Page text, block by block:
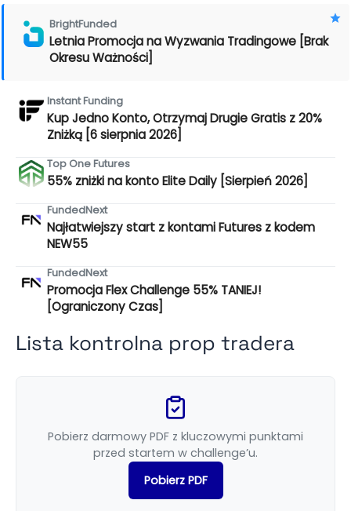
BrightFunded
Letnia Promocja na Wyzwania Tradingowe [Brak
Okresu Ważności]
Instant Funding
Kup Jedno Konto, Otrzymaj Drugie Gratis z 20%
Zniżką [6 sierpnia 2026]
Top One Futures
55% zniżki na konto Elite Daily [Sierpień 2026]
FundedNext
Najłatwiejszy start z kontami Futures z kodem
NEW55
FundedNext
Promocja Flex Challenge 55% TANIEJ!
[Ograniczony Czas]
Lista kontrolna prop tradera
Pobierz darmowy PDF z kluczowymi punktami
przed startem w challenge’u.
Pobierz PDF